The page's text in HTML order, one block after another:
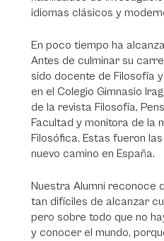
idiomas clásicos y
En poco tiempo ha
Antes de culminar su
sido docente de Filosofía
en el Colegio Gimnasio
de la revista Filosofía,
Facultad y monitora de la
Filosófica. Estas fueron
nuevo camino en España.
Nuestra Alumni reconoce
tan difíciles de alcanzar
pero sobre todo que no
y conocer el mundo,